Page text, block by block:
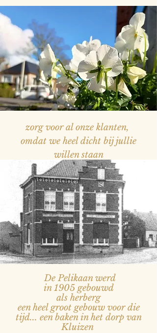
zorg voor al onze klanten,
omdat we heel dicht bij jullie
willen staan
— Naam, titel
De Pelikaan werd
in 1905 gebouwd
als herberg
een heel groot gebouw voor die
tijd... een baken in het dorp van
Kluizen